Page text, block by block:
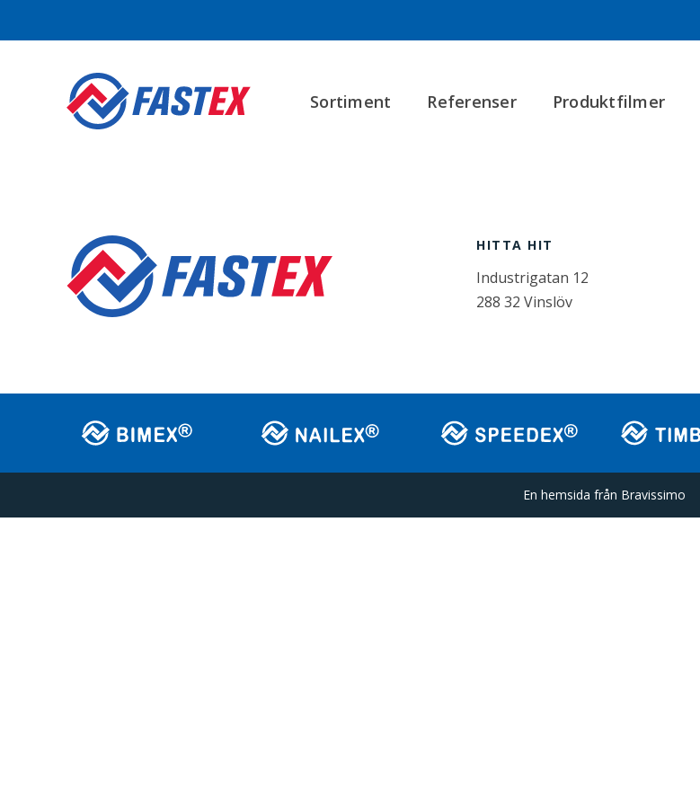
Sortiment Referenser Produktfilmer
HITTA HIT
Industrigatan 12
288 32 Vinslöv
En hemsida från Bravissimo